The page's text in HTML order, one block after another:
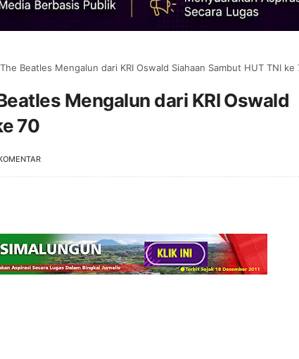
Beatles Mengalun dari KRI Oswald Siahaan Sambut HUT TNI ke
Mengalun dari KRI Oswald
70